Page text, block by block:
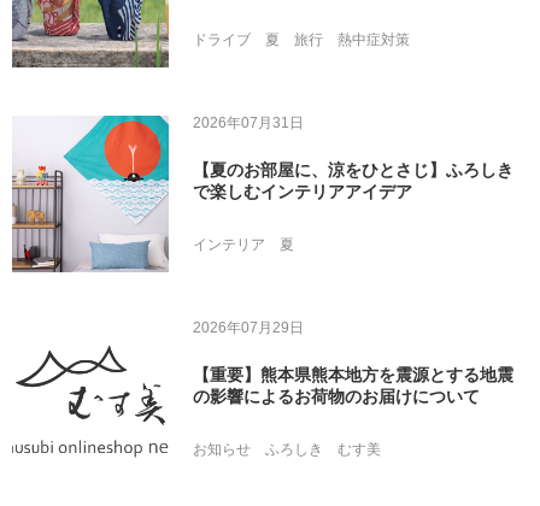
ドライブ 夏 旅行 熱中症対策
2026年07月31日
【夏のお部屋に、涼をひとさじ】ふろしき
で楽しむインテリアアイデア
インテリア 夏
2026年07月29日
【重要】熊本県熊本地方を震源とする地震
の影響によるお荷物のお届けについて
お知らせ ふろしき むす美